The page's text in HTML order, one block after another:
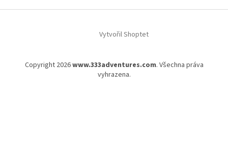
Vytvořil Shoptet
Copyright 2026www.333adventures.com. Všechna práva
vyhrazena.